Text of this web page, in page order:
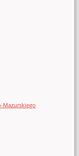
Mazurskiego